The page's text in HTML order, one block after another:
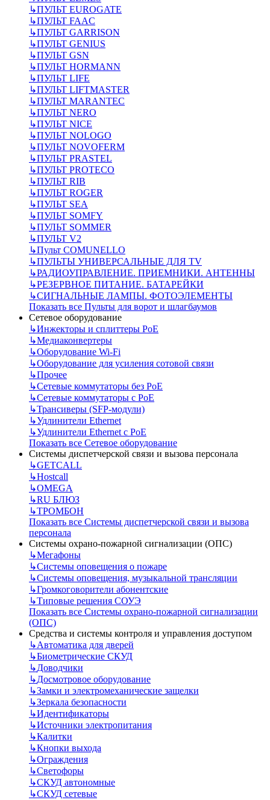
↳ПУЛЬТ EUROGATE
↳ПУЛЬТ FAAC
↳ПУЛЬТ GARRISON
↳ПУЛЬТ GENIUS
↳ПУЛЬТ GSN
↳ПУЛЬТ HORMANN
↳ПУЛЬТ LIFE
↳ПУЛЬТ LIFTMASTER
↳ПУЛЬТ MARANTEC
↳ПУЛЬТ NERO
↳ПУЛЬТ NICE
↳ПУЛЬТ NOLOGO
↳ПУЛЬТ NOVOFERM
↳ПУЛЬТ PRASTEL
↳ПУЛЬТ PROTECO
↳ПУЛЬТ RIB
↳ПУЛЬТ ROGER
↳ПУЛЬТ SEA
↳ПУЛЬТ SOMFY
↳ПУЛЬТ SOMMER
↳ПУЛЬТ V2
↳Пульт СOMUNELLO
↳ПУЛЬТЫ УНИВЕРСАЛЬНЫЕ ДЛЯ TV
↳РАДИОУПРАВЛЕНИЕ. ПРИЕМНИКИ. АНТЕННЫ
↳РЕЗЕРВНОЕ ПИТАНИЕ. БАТАРЕЙКИ
↳СИГНАЛЬНЫЕ ЛАМПЫ. ФОТОЭЛЕМЕНТЫ
Показать все Пульты для ворот и шлагбаумов
Сетевое оборудование
↳Инжекторы и сплиттеры РоЕ
↳Медиаконвертеры
↳Оборудование Wi-Fi
↳Оборудование для усиления сотовой связи
↳Прочее
↳Сетевые коммутаторы без РоЕ
↳Сетевые коммутаторы с РоЕ
↳Трансиверы (SFP-модули)
↳Удлинители Ethernet
↳Удлинители Ethernet с PoE
Показать все Сетевое оборудование
Системы диспетчерской связи и вызова персонала
↳GETCALL
↳Hostcall
↳OMEGA
↳RU БЛЮЗ
↳ТРОМБОН
Показать все Системы диспетчерской связи и вызова
персонала
Системы охрано-пожарной сигнализации (ОПС)
↳Мегафоны
↳Системы оповещения о пожаре
↳Системы оповещения, музыкальной трансляции
↳Громкоговорители абонентские
↳Типовые решения СОУЭ
Показать все Системы охрано-пожарной сигнализации
(ОПС)
Средства и системы контроля и управления доступом
↳Автоматика для дверей
↳Биометрические СКУД
↳Доводчики
↳Досмотровое оборудование
↳Замки и электромеханические защелки
↳Зеркала безопасности
↳Идентификаторы
↳Источники электропитания
↳Калитки
↳Кнопки выхода
↳Ограждения
↳Светофоры
↳СКУД автономные
↳СКУД сетевые